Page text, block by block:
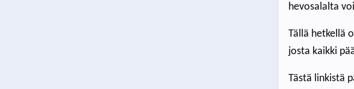
hevosalalta
Tällä hetkellä
josta kaikki
Tästä linkistä